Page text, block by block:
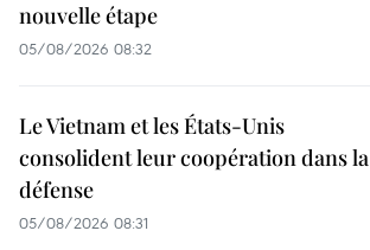
nouvelle étape
05/08/2026 08:32
Le Vietnam et les États-Unis
consolident leur coopération dans la
défense
05/08/2026 08:31